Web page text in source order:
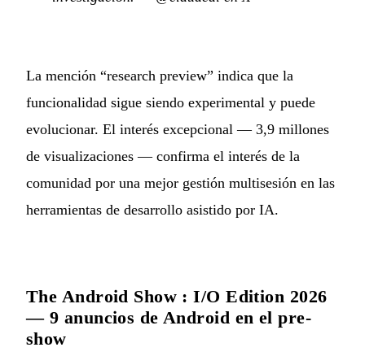
La mención “research preview” indica que la
funcionalidad sigue siendo experimental y puede
evolucionar. El interés excepcional — 3,9 millones
de visualizaciones — confirma el interés de la
comunidad por una mejor gestión multisesión en las
herramientas de desarrollo asistido por IA.
The Android Show : I/O Edition 2026
— 9 anuncios de Android en el pre-
show